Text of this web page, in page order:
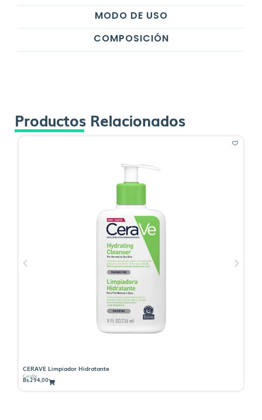
MODO DE USO
COMPOSICIÓN
Productos Relacionados
CERAVE Limpiador Hidratante
CeraVe
Bs.294,00